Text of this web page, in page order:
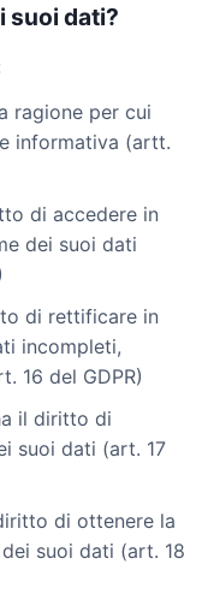
suoi dati?
ragione per cui
informativa (artt.
di accedere in
dei suoi dati
di rettificare in
incompleti,
16 del GDPR)
il diritto di
suoi dati (art. 17
di ottenere la
suoi dati (art. 18